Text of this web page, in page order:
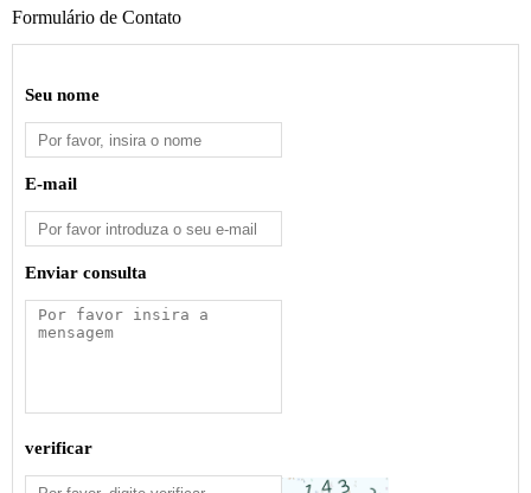
Formulário de Contato
Seu nome
E-mail
Enviar consulta
verificar